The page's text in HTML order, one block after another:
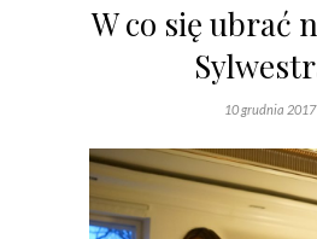
W co się ubrać
10 grudnia 2017